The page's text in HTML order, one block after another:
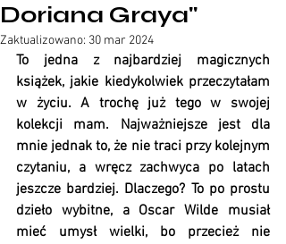
Doriana Graya"
Zaktualizowano: 30 mar 2024
To jedna z najbardziej magicznych
książek, jakie kiedykolwiek przeczytałam
w życiu. A trochę już tego w swojej
kolekcji mam. Najważniejsze jest dla
mnie jednak to, że nie traci przy kolejnym
czytaniu, a wręcz zachwyca po latach
jeszcze bardziej. Dlaczego? To po prostu
dzieło wybitne, a Oscar Wilde musiał
mieć umysł wielki, bo przecież nie